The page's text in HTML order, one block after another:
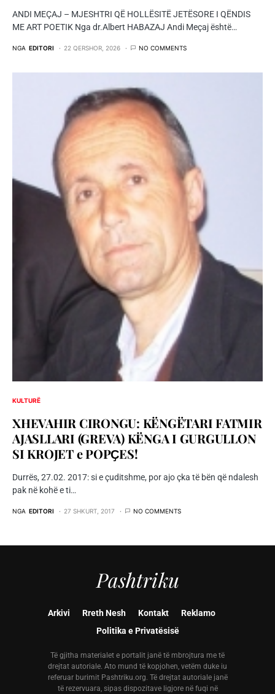
ANDI MEÇAJ – MJESHTRI QË HOLLËSITË JETËSORE I QËNDIS
ME ART POETIK Nga dr.Albert HABAZAJ Andi Meçaj është…
NGA EDITORI 22 QERSHOR, 2026 NO COMMENTS
KULTURË
XHEVAHIR CIRONGU: KËNGËTARI FATMIR
AJASLLARI (GREVA) KËNGA I GURGULLON
SI KROJET e POPҪES!
Durrës, 27.02. 2017: si e çuditshme, por ajo çka të bën që ndalesh
pak në kohë e ti…
NGA EDITORI 27 SHKURT, 2017 NO COMMENTS
Pashtriku
Arkivi Rreth Nesh Kontakt
Reklamo
Politika e Privatësisë
Të gjitha materialet e portalit janë të mbrojtura me të
drejtat autoriale. Ato mund të kopjohen, vetëm duke iu
referuar burimit Pashtriku.org. Të drejtat autoriale janë
të rezervuara, sipas dispozitave ligjore në fuqi në